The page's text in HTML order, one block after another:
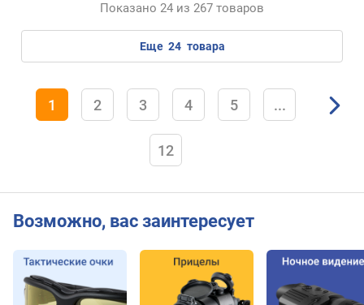
Показано 24 из 267 товаров
еще 24 товара
1 2 3 4 5 ...
12
Возможно, вас заинтересует